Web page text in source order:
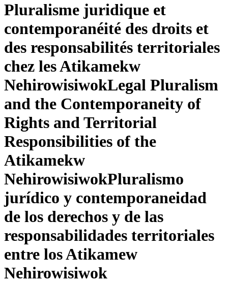
Pluralisme juridique et
contemporanéité des droits et
des responsabilités territoriales
chez les Atikamekw
NehirowisiwokLegal Pluralism
and the Contemporaneity of
Rights and Territorial
Responsibilities of the
Atikamekw
NehirowisiwokPluralismo
jurídico y contemporaneidad
de los derechos y de las
responsabilidades territoriales
entre los Atikamew
Nehirowisiwok